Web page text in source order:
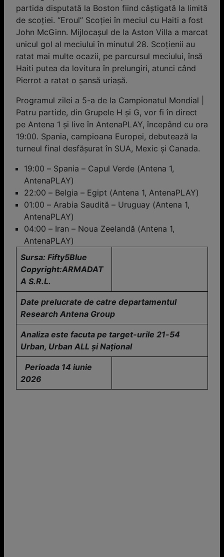
partida disputată la Boston fiind câştigată la limită
de scoției. “Eroul” Scoţiei în meciul cu Haiti a fost
John McGinn. Mijlocaşul de la Aston Villa a marcat
unicul gol al meciului în minutul 28. Scoţienii au
ratat mai multe ocazii, pe parcursul meciului, însă
Haiti putea da lovitura în prelungiri, atunci când
Pierrot a ratat o şansă uriaşă.
Programul zilei a 5-a de la Campionatul Mondial |
Patru partide, din Grupele H şi G, vor fi în direct
pe Antena 1 şi live în AntenaPLAY, începând cu ora
19:00. Spania, campioana Europei, debutează la
turneul final desfăşurat în SUA, Mexic şi Canada.
19:00 – Spania – Capul Verde (Antena 1,
AntenaPLAY)
22:00 – Belgia – Egipt (Antena 1, AntenaPLAY)
01:00 – Arabia Saudită – Uruguay (Antena 1,
AntenaPLAY)
04:00 – Iran – Noua Zeelandă (Antena 1,
AntenaPLAY)
Sursa: Fifty5Blue
Copyright:ARMADAT
A S.R.L.
Date prelucrate de catre departamentul
Research Antena Group
Analiza este facuta pe target-urile 21-54
Urban, Urban ALL și Național
Perioada 14 iunie
2026